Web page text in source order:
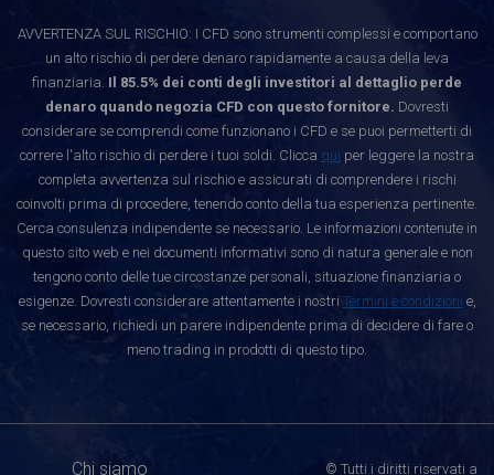
AVVERTENZA SUL RISCHIO: I CFD sono strumenti complessi e comportano
un alto rischio di perdere denaro rapidamente a causa della leva
finanziaria. Il 85.5% dei conti degli investitori al dettaglio perde
denaro quando negozia CFD con questo fornitore. Dovresti
considerare se comprendi come funzionano i CFD e se puoi permetterti di
correre l'alto rischio di perdere i tuoi soldi. Clicca qui per leggere la nostra
completa avvertenza sul rischio e assicurati di comprendere i rischi
coinvolti prima di procedere, tenendo conto della tua esperienza pertinente.
Cerca consulenza indipendente se necessario. Le informazioni contenute in
questo sito web e nei documenti informativi sono di natura generale e non
tengono conto delle tue circostanze personali, situazione finanziaria o
esigenze. Dovresti considerare attentamente i nostri Termini e condizioni e,
se necessario, richiedi un parere indipendente prima di decidere di fare o
meno trading in prodotti di questo tipo.
Chi siamo © Tutti i diritti riservati a